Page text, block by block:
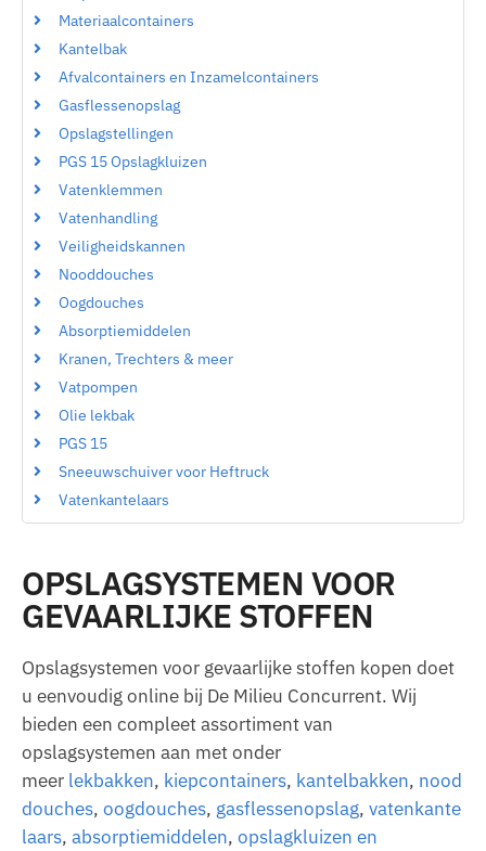
Materiaalcontainers
Kantelbak
Afvalcontainers en Inzamelcontainers
Gasflessenopslag
Opslagstellingen
PGS 15 Opslagkluizen
Vatenklemmen
Vatenhandling
Veiligheidskannen
Nooddouches
Oogdouches
Absorptiemiddelen
Kranen, Trechters & meer
Vatpompen
Olie lekbak
PGS 15
Sneeuwschuiver voor Heftruck
Vatenkantelaars
OPSLAGSYSTEMEN VOOR
GEVAARLIJKE STOFFEN
Opslagsystemen voor gevaarlijke stoffen kopen doet
u eenvoudig online bij De Milieu Concurrent. Wij
bieden een compleet assortiment van
opslagsystemen aan met onder
meer lekbakken, kiepcontainers, kantelbakken, nood
douches, oogdouches, gasflessenopslag, vatenkante
laars, absorptiemiddelen, opslagkluizen en